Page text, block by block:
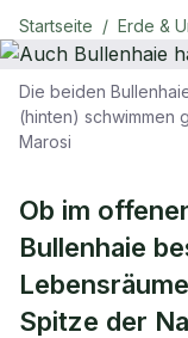
Startseite / Erde &
ERDE & UMWELT
Auch
Die beiden
(hinten) schwimmen
Marosi
Ob im
Bullenhaie
Spitze der